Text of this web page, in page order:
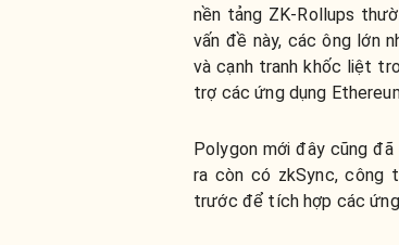
nền tảng ZK-Rollups
vấn đề này, các ông lớn
và cạnh tranh khốc liệt
trợ các ứng dụng
Polygon mới đây cũng đã
ra còn có zkSync, công
trước để tích hợp các